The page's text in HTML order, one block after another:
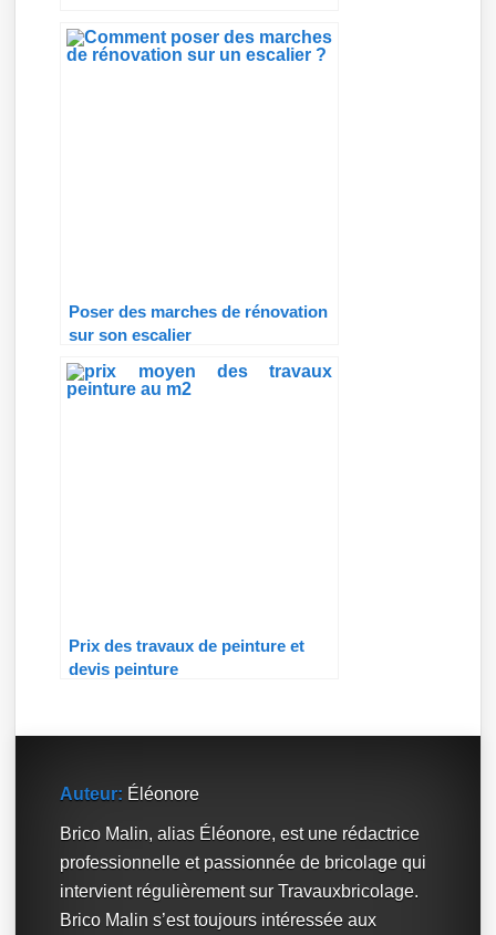
Poser des marches de rénovation
sur son escalier
Prix des travaux de peinture et
devis peinture
Auteur: Éléonore
Brico Malin, alias Éléonore, est une rédactrice
professionnelle et passionnée de bricolage qui
intervient régulièrement sur Travauxbricolage.
Brico Malin s’est toujours intéressée aux